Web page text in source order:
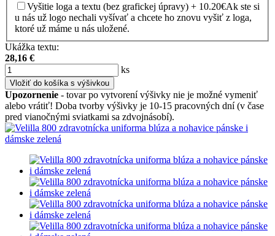
Vyšitie loga a textu (bez grafickej úpravy) + 10.20€Ak ste si
u nás už logo nechali vyšívať a chcete ho znovu vyšiť z loga,
ktoré už máme u nás uložené.
Ukážka textu:
28,16 €
ks
Vložiť do košíka s výšivkou
Upozornenie - tovar po vytvorení výšivky nie je možné vymeniť
alebo vrátiť! Doba tvorby výšivky je 10-15 pracovných dní (v čase
pred vianočnými sviatkami sa zdvojnásobí).